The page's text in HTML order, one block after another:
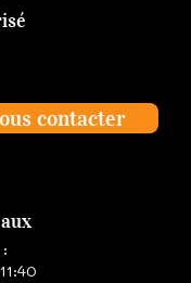
contacter